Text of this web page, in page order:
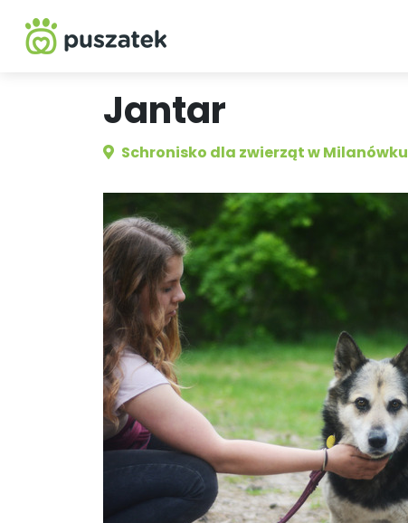
Jantar
Schronisko dla zwierząt w Milanówku